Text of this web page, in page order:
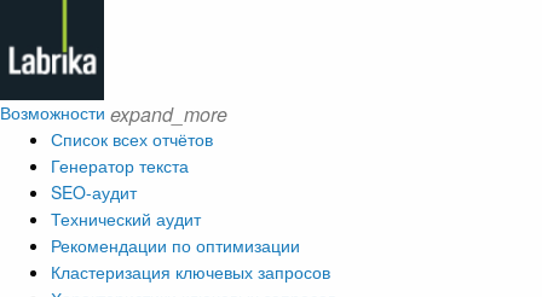
Возможности expand_more
Список всех отчётов
Генератор текста
SEO-аудит
Технический аудит
Рекомендации по оптимизации
Кластеризация ключевых запросов